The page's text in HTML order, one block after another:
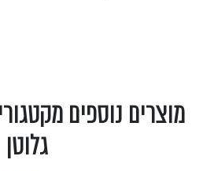
מוצרים נוספים
גלוטן